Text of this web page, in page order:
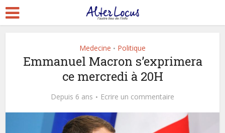
Medecine • Politique
Emmanuel Macron s’exprimera
ce mercredi à 20H
Depuis 6 ans Ecrire un commentaire